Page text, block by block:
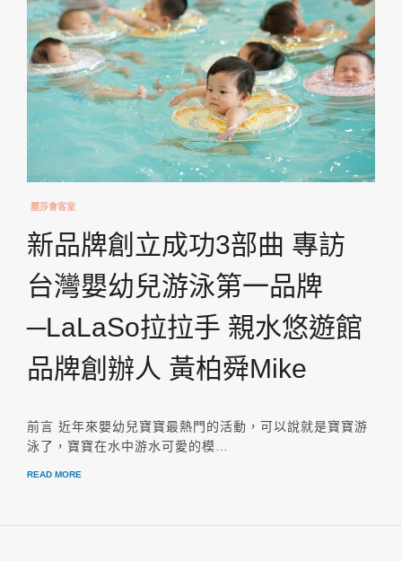
麗莎會客室
新品牌創立成功3部曲 專訪
台灣嬰幼兒游泳第一品牌
─LaLaSo拉拉手 親水悠遊館
品牌創辦人 黃柏舜Mike
前言 近年來嬰幼兒寶寶最熱門的活動，可以說就是寶寶游
泳了，寶寶在水中游水可愛的模…
READ MORE